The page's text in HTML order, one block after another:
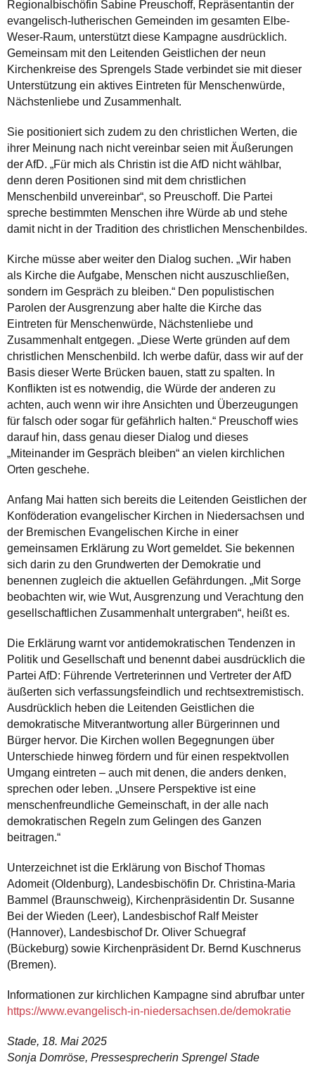
Regionalbischöfin Sabine Preuschoff, Repräsentantin der
evangelisch-lutherischen Gemeinden im gesamten Elbe-
Weser-Raum, unterstützt diese Kampagne ausdrücklich.
Gemeinsam mit den Leitenden Geistlichen der neun
Kirchenkreise des Sprengels Stade verbindet sie mit dieser
Unterstützung ein aktives Eintreten für Menschenwürde,
Nächstenliebe und Zusammenhalt.
Sie positioniert sich zudem zu den christlichen Werten, die
ihrer Meinung nach nicht vereinbar seien mit Äußerungen
der AfD. „Für mich als Christin ist die AfD nicht wählbar,
denn deren Positionen sind mit dem christlichen
Menschenbild unvereinbar“, so Preuschoff. Die Partei
spreche bestimmten Menschen ihre Würde ab und stehe
damit nicht in der Tradition des christlichen Menschenbildes.
Kirche müsse aber weiter den Dialog suchen. „Wir haben
als Kirche die Aufgabe, Menschen nicht auszuschließen,
sondern im Gespräch zu bleiben.“ Den populistischen
Parolen der Ausgrenzung aber halte die Kirche das
Eintreten für Menschenwürde, Nächstenliebe und
Zusammenhalt entgegen. „Diese Werte gründen auf dem
christlichen Menschenbild. Ich werbe dafür, dass wir auf der
Basis dieser Werte Brücken bauen, statt zu spalten. In
Konflikten ist es notwendig, die Würde der anderen zu
achten, auch wenn wir ihre Ansichten und Überzeugungen
für falsch oder sogar für gefährlich halten.“ Preuschoff wies
darauf hin, dass genau dieser Dialog und dieses
„Miteinander im Gespräch bleiben“ an vielen kirchlichen
Orten geschehe.
Anfang Mai hatten sich bereits die Leitenden Geistlichen der
Konföderation evangelischer Kirchen in Niedersachsen und
der Bremischen Evangelischen Kirche in einer
gemeinsamen Erklärung zu Wort gemeldet. Sie bekennen
sich darin zu den Grundwerten der Demokratie und
benennen zugleich die aktuellen Gefährdungen. „Mit Sorge
beobachten wir, wie Wut, Ausgrenzung und Verachtung den
gesellschaftlichen Zusammenhalt untergraben“, heißt es.
Die Erklärung warnt vor antidemokratischen Tendenzen in
Politik und Gesellschaft und benennt dabei ausdrücklich die
Partei AfD: Führende Vertreterinnen und Vertreter der AfD
äußerten sich verfassungsfeindlich und rechtsextremistisch.
Ausdrücklich heben die Leitenden Geistlichen die
demokratische Mitverantwortung aller Bürgerinnen und
Bürger hervor. Die Kirchen wollen Begegnungen über
Unterschiede hinweg fördern und für einen respektvollen
Umgang eintreten – auch mit denen, die anders denken,
sprechen oder leben. „Unsere Perspektive ist eine
menschenfreundliche Gemeinschaft, in der alle nach
demokratischen Regeln zum Gelingen des Ganzen
beitragen.“
Unterzeichnet ist die Erklärung von Bischof Thomas
Adomeit (Oldenburg), Landesbischöfin Dr. Christina-Maria
Bammel (Braunschweig), Kirchenpräsidentin Dr. Susanne
Bei der Wieden (Leer), Landesbischof Ralf Meister
(Hannover), Landesbischof Dr. Oliver Schuegraf
(Bückeburg) sowie Kirchenpräsident Dr. Bernd Kuschnerus
(Bremen).
Informationen zur kirchlichen Kampagne sind abrufbar unter
https://www.evangelisch-in-niedersachsen.de/demokratie
Stade, 18. Mai 2025
Sonja Domröse, Pressesprecherin Sprengel Stade